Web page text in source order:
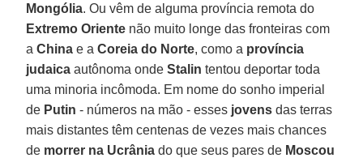
Mongólia. Ou vêm de alguma província remota do
Extremo Oriente não muito longe das fronteiras com
aChina e aCoreia do Norte, como a província
judaica autônoma ondeStalin tentou deportar toda
uma minoria incômoda. Em nome do sonho imperial
de Putin - números na mão - esses jovens das terras
mais distantes têm centenas de vezes mais chances
de morrer na Ucrânia do que seus pares de Moscou